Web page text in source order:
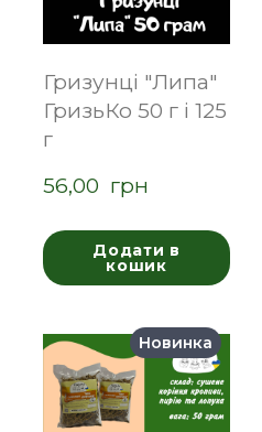
Гризунці "Липа"
ГризьКо 50 г і 125
г
56,00  грн
Додати в
кошик
Новинка